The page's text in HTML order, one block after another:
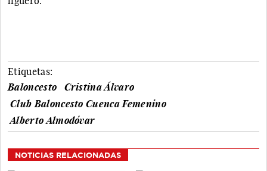
Etiquetas:
Baloncesto
Cristina Álvaro
Club Baloncesto Cuenca Femenino
Alberto Almodóvar
NOTICIAS RELACIONADAS